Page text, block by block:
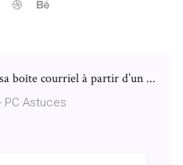
boîte courriel à partir d’un ...
PC Astuces